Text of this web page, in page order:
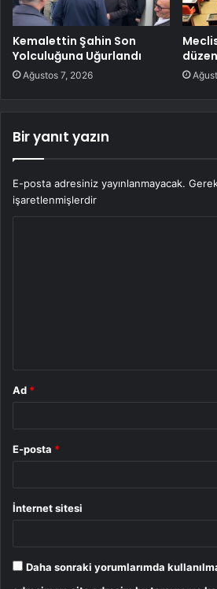
Kemalettin Şahin Son
Yolculuğuna Uğurlandı
Ağustos 7, 2026
Bir yanıt yazın
E-posta adresiniz yayınlanmayacak.
işaretlenmişlerdir
Ad *
E-posta *
İnternet sitesi
Daha sonraki yorumlarımda